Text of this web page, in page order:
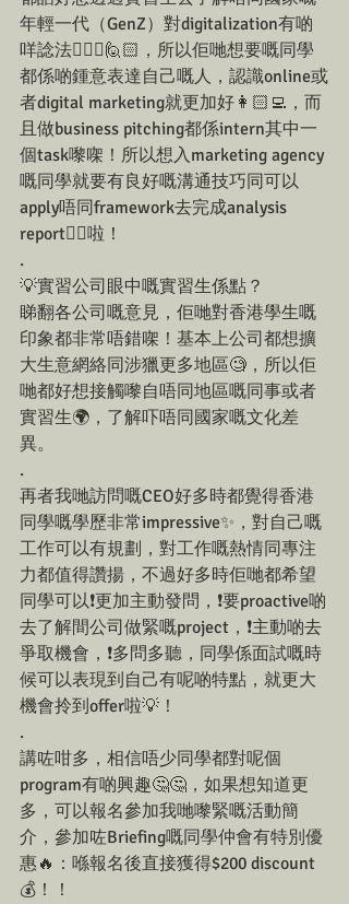
年輕一代（GenZ）對digitalization有啲
咩諗法🙋🏻‍♀️🙋🏻，所以佢哋想要嘅同學
都係啲鍾意表達自己嘅人，認識online或
者digital marketing就更加好👩🏻‍💻，而
且做business pitching都係intern其中一
個task嚟㗎！所以想入marketing agency
嘅同學就要有良好嘅溝通技巧同可以
apply唔同framework去完成analysis
report✍🏼啦！
.
💡實習公司眼中嘅實習生係點？
睇翻各公司嘅意見，佢哋對香港學生嘅
印象都非常唔錯㗎！基本上公司都想擴
大生意網絡同涉獵更多地區🧐，所以佢
哋都好想接觸嚟自唔同地區嘅同事或者
實習生🌍，了解吓唔同國家嘅文化差
異。
.
再者我哋訪問嘅CEO好多時都覺得香港
同學嘅學歷非常impressive✨，對自己嘅
工作可以有規劃，對工作嘅熱情同專注
力都值得讚揚，不過好多時佢哋都希望
同學可以❗️更加主動發問，❗️要proactive啲
去了解間公司做緊嘅project，❗️主動啲去
爭取機會，❗️多問多聽，同學係面試嘅時
候可以表現到自己有呢啲特點，就更大
機會拎到offer啦💡！
.
講咗咁多，相信唔少同學都對呢個
program有啲興趣🤔🤔，如果想知道更
多，可以報名參加我哋嚟緊嘅活動簡
介，參加咗Briefing嘅同學仲會有特別優
惠🔥：喺報名後直接獲得$200 discount
💰！！